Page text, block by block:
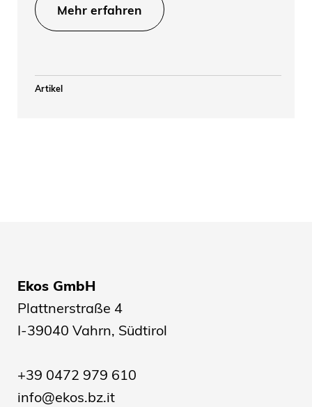
Mehr erfahren
Artikel
Ekos GmbH
Plattnerstraße 4
I-39040 Vahrn, Südtirol
+39 0472 979 610
info@ekos.bz.it